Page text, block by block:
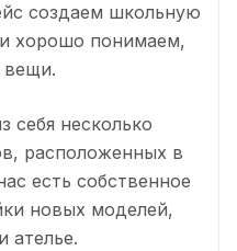
создаем школьную
хорошо понимаем,
вещи.
себя несколько
расположенных в
есть собственное
новых моделей,
ателье.